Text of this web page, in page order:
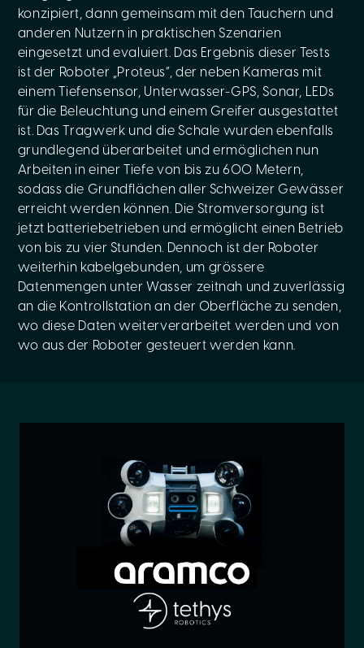
konzipiert, dann gemeinsam mit den Tauchern und
anderen Nutzern in praktischen Szenarien
eingesetzt und evaluiert. Das Ergebnis dieser Tests
ist der Roboter „Proteus“, der neben Kameras mit
einem Tiefensensor, Unterwasser-GPS, Sonar, LEDs
für die Beleuchtung und einem Greifer ausgestattet
ist. Das Tragwerk und die Schale wurden ebenfalls
grundlegend überarbeitet und ermöglichen nun
Arbeiten in einer Tiefe von bis zu 600 Metern,
sodass die Grundflächen aller Schweizer Gewässer
erreicht werden können. Die Stromversorgung ist
jetzt batteriebetrieben und ermöglicht einen Betrieb
von bis zu vier Stunden. Dennoch ist der Roboter
weiterhin kabelgebunden, um grössere
Datenmengen unter Wasser zeitnah und zuverlässig
an die Kontrollstation an der Oberfläche zu senden,
wo diese Daten weiterverarbeitet werden und von
wo aus der Roboter gesteuert werden kann.